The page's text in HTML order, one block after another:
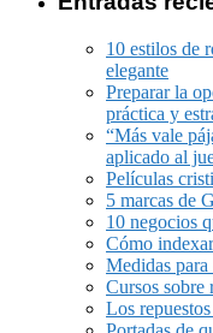
10 estilos de
elegante
Preparar la
práctica y
“Más vale
aplicado al
Películas
5 marcas de
10 negocios
Cómo
Medidas para
Cursos sobre
Los